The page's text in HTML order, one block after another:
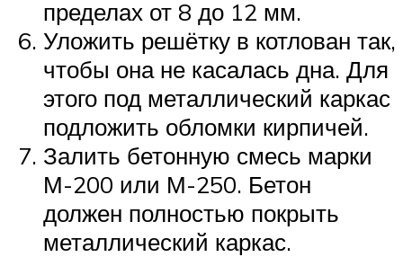
пределах от 8 до 12 мм.
Уложить решётку в котлован так,
чтобы она не касалась дна. Для
этого под металлический каркас
подложить обломки кирпичей.
Залить бетонную смесь марки
М-200 или М-250. Бетон
должен полностью покрыть
металлический каркас.